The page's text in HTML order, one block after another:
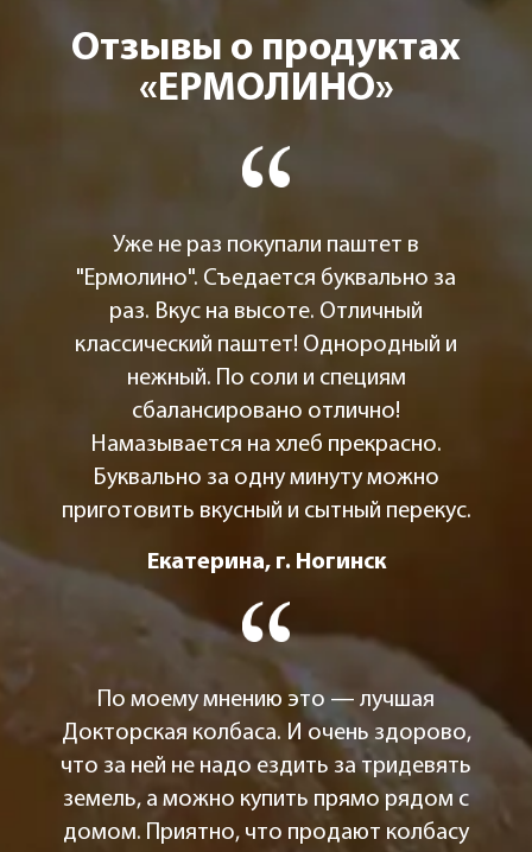
Отзывы о продуктах
«ЕРМОЛИНО»
Уже не раз покупали паштет в
"Ермолино". Съедается буквально за
раз. Вкус на высоте. Отличный
классический паштет! Однородный и
нежный. По соли и специям
сбалансировано отлично!
Намазывается на хлеб прекрасно.
Буквально за одну минуту можно
приготовить вкусный и сытный перекус.
Екатерина, г. Ногинск
По моему мнению это — лучшая
Докторская колбаса. И очень здорово,
что за ней не надо ездить за тридевять
земель, а можно купить прямо рядом с
домом. Приятно, что продают колбасу